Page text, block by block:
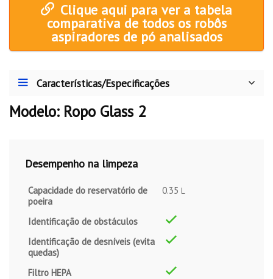
Clique aqui para ver a tabela
comparativa de todos os robôs
aspiradores de pó analisados
Características/Especificações
Modelo: Ropo Glass 2
Desempenho na limpeza
Capacidade do reservatório de
poeira
0.35 L
Identificação de obstáculos
Identificação de desníveis (evita
quedas)
Filtro HEPA